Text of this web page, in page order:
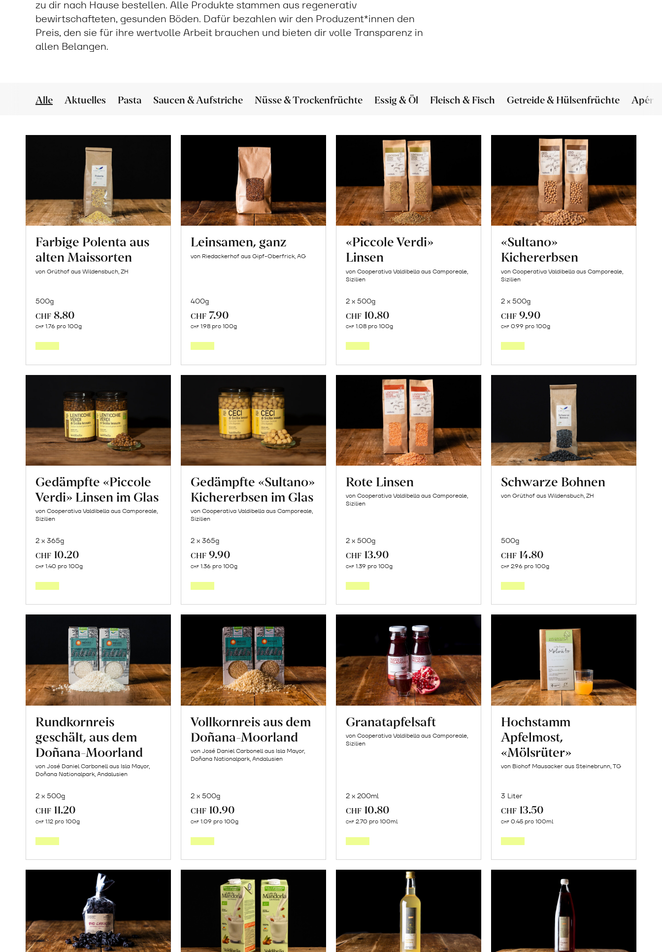
zu dir nach Hause bestellen. Alle Produkte stammen aus regenerativ
bewirtschafteten, gesunden Böden. Dafür bezahlen wir den Produzent*innen den
Preis, den sie für ihre wertvolle Arbeit brauchen und bieten dir volle Transparenz in
allen Belangen.
Alle Aktuelles Pasta Saucen & Aufstriche Nüsse & Trockenfrüchte Essig & Öl Fleisch & Fisch Getreide & Hülsenfrüchte Apéro
Farbige Polenta aus
alten Maissorten
von Grüthof aus Wildensbuch, ZH
500g
CHF 8.80
CHF 1.76 pro 100g
Leinsamen, ganz
von Riedackerhof aus Gipf-Oberfrick, AG
400g
CHF 7.90
CHF 1.98 pro 100g
«Piccole Verdi»
Linsen
von Cooperativa Valdibella aus Camporeale,
Sizilien
2 x 500g
CHF 10.80
CHF 1.08 pro 100g
«Sultano»
Kichererbsen
von Cooperativa Valdibella aus Camporeale,
Sizilien
2 x 500g
CHF 9.90
CHF 0.99 pro 100g
Gedämpfte «Piccole
Verdi» Linsen im Glas
von Cooperativa Valdibella aus Camporeale,
Sizilien
2 x 365g
CHF 10.20
CHF 1.40 pro 100g
Gedämpfte «Sultano»
Kichererbsen im Glas
von Cooperativa Valdibella aus Camporeale,
Sizilien
2 x 365g
CHF 9.90
CHF 1.36 pro 100g
Rote Linsen
von Cooperativa Valdibella aus Camporeale,
Sizilien
2 x 500g
CHF 13.90
CHF 1.39 pro 100g
Schwarze Bohnen
von Grüthof aus Wildensbuch, ZH
500g
CHF 14.80
CHF 2.96 pro 100g
Rundkornreis
geschält, aus dem
Doñana-Moorland
von José Daniel Carbonell aus Isla Mayor,
Doñana Nationalpark, Andalusien
2 x 500g
CHF 11.20
CHF 1.12 pro 100g
Vollkornreis aus dem
Doñana-Moorland
von José Daniel Carbonell aus Isla Mayor,
Doñana Nationalpark, Andalusien
2 x 500g
CHF 10.90
CHF 1.09 pro 100g
Granatapfelsaft
von Cooperativa Valdibella aus Camporeale,
Sizilien
2 x 200ml
CHF 10.80
CHF 2.70 pro 100ml
Hochstamm
Apfelmost,
«Mölsrüter»
von Biohof Mausacker aus Steinebrunn, TG
3 Liter
CHF 13.50
CHF 0.45 pro 100ml